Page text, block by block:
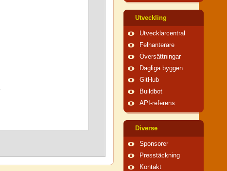
Utveckling
Utvecklarcentral
Felhanterare
Översättningar
Dagliga byggen
GitHub
Buildbot
API-referens
Diverse
Sponsorer
Presstäckning
Kontakt